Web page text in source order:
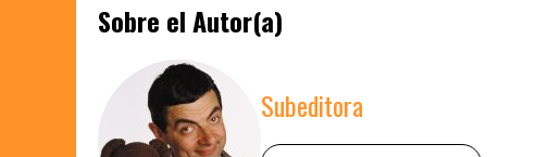
Sobre el Autor(a)
Subeditora